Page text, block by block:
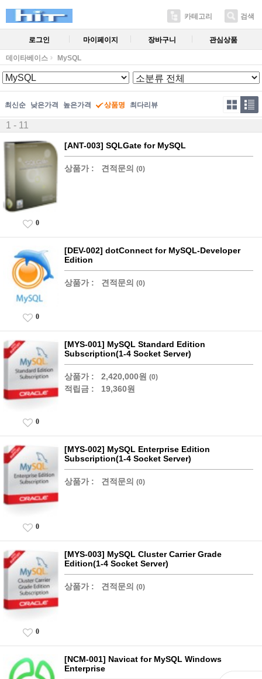
카테고리 검색
로그인 마이페이지 장바구니 관심상품
데이타베이스 MySQL
최신순 낮은가격 높은가격 상품명 최다리뷰
1 - 11
[ANT-003] SQLGate for MySQL
상품가 : 견적문의 (0)
0
[DEV-002] dotConnect for MySQL-Developer
Edition
상품가 : 견적문의 (0)
0
[MYS-001] MySQL Standard Edition
Subscription(1-4 Socket Server)
상품가 : 2,420,000원 (0)
적립금 : 19,360원
0
[MYS-002] MySQL Enterprise Edition
Subscription(1-4 Socket Server)
상품가 : 견적문의 (0)
0
[MYS-003] MySQL Cluster Carrier Grade
Edition(1-4 Socket Server)
상품가 : 견적문의 (0)
0
[NCM-001] Navicat for MySQL Windows
Enterprise